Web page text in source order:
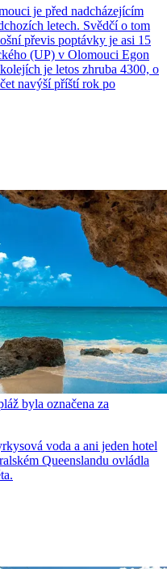
je před nadcházejícím
letech. Svědčí o tom
převis poptávky je asi 15
(UP) v Olomouci Egon
je letos zhruba 4300, o
navýší příští rok po
byla označena za
voda a ani jeden hotel
Queenslandu ovládla